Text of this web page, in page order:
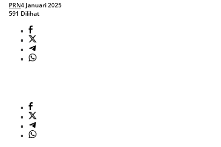
PRN4 Januari 2025
591 Dilihat